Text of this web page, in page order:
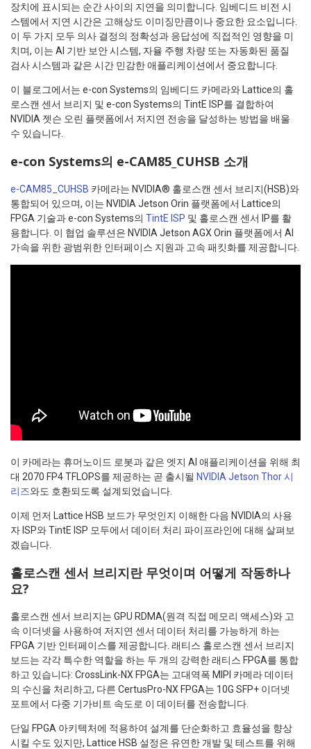
장치에 표시되는 순간 사이의 지연을 의미합니다. 임베디드 비전 시
스템에서 지연 시간은 고해상도 이미징만큼이나 중요한 요소입니다.
이 두 가지 모두 의사 결정의 정확성과 응답성에 직접적인 영향을 미
치며, 이는 AI 기반 보안 시스템, 자율 주행 차량 또는 자동화된 품질
검사 시스템과 같은 시간 민감한 애플리케이션에서 중요합니다.
이 블로그에서는 e-con Systems의 임베디드 카메라와 Lattice의 홀
로스캔 센서 브리지 및 e-con Systems의 TintE ISP를 결합하여
NVIDIA 젯슨 오린 플랫폼에서 저지연 전송을 달성하는 방법을 배울
수 있습니다.
e-con Systems의 e-CAM85_CUHSB 소개
e-CAM85_CUHSB 카메라는 NVIDIA® 홀로스캔 센서 브리지(HSB)와
통합되어 있으며, 이는 NVIDIA Jetson Orin 플랫폼에서 Lattice의
FPGA 기술과 e-con Systems의 TintE ISP 및 홀로스캔 센서 IP를 활
용합니다. 이 협업 솔루션은 NVIDIA Jetson AGX Orin 플랫폼에서 AI
가속을 위한 광범위한 인터페이스 지원과 고속 패킷화를 제공합니다.
이 카메라는 휴머노이드 로봇과 같은 엣지 AI 애플리케이션을 위해 최
대 2070 FP4 TFLOPS를 제공하는 곧 출시될 NVIDIA Jetson Thor 시
리즈와도 호환되도록 설계되었습니다.
이제 먼저 Lattice HSB 보드가 무엇인지 이해한 다음 NVIDIA의 사용
자 ISP와 TintE ISP 모두에서 데이터 처리 파이프라인에 대해 살펴보
겠습니다.
홀로스캔 센서 브리지란 무엇이며 어떻게 작동하나
요?
홀로스캔 센서 브리지는 GPU RDMA(원격 직접 메모리 액세스)와 고
속 이더넷을 사용하여 저지연 센서 데이터 처리를 가능하게 하는
FPGA 기반 인터페이스를 제공합니다. 래티스 홀로스캔 센서 브리지
보드는 각각 특수한 역할을 하는 두 개의 강력한 래티스 FPGA를 통합
하고 있습니다: CrossLink-NX FPGA는 고대역폭 MIPI 카메라 데이터
의 수신을 처리하고, 다른 CertusPro-NX FPGA는 10G SFP+ 이더넷
포트에서 다중 기가비트 속도로 이 데이터를 전송합니다.
단일 FPGA 아키텍처에 적용하여 설계를 단순화하고 효율성을 향상
시킬 수도 있지만, Lattice HSB 설정은 유연한 개발 및 테스트를 위해